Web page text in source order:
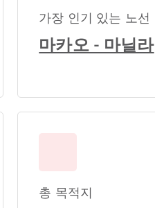
가장 인기 있는 노선
마카오 - 마닐라
총 목적지